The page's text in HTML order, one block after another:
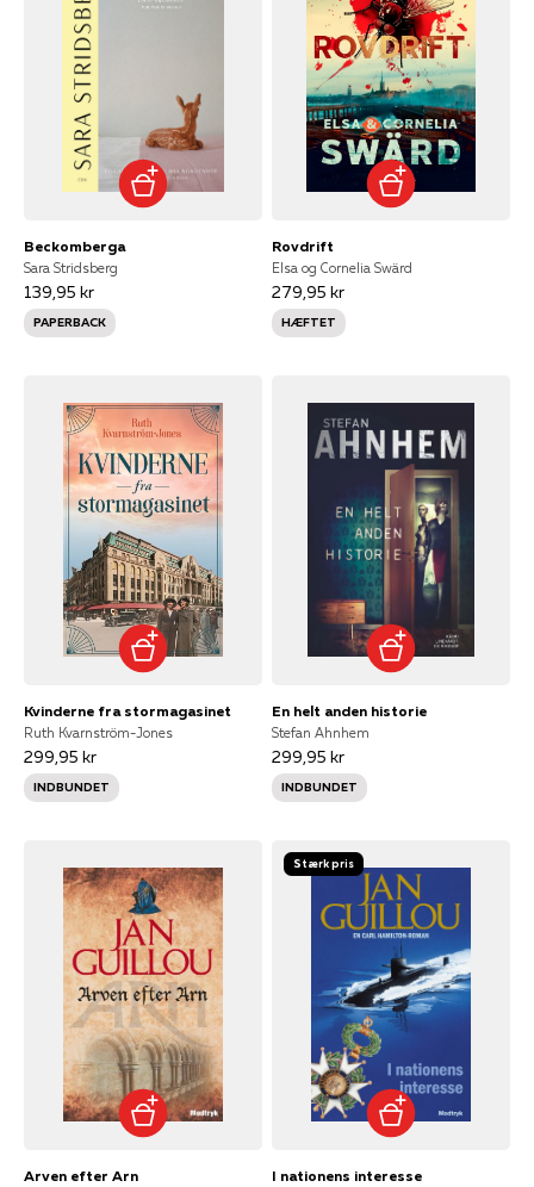
Beckomberga
Sara Stridsberg
139,95 kr
PAPERBACK
Rovdrift
Elsa og Cornelia Swärd
279,95 kr
HÆFTET
Kvinderne fra stormagasinet
Ruth Kvarnström-Jones
299,95 kr
INDBUNDET
En helt anden historie
Stefan Ahnhem
299,95 kr
INDBUNDET
Arven efter Arn
Stærk pris
I nationens interesse